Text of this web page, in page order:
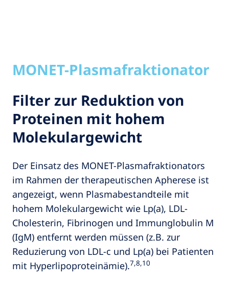
MONET-Plasmafraktionator
Filter zur Reduktion von
Proteinen mit hohem
Molekulargewicht
Der Einsatz des MONET-Plasmafraktionators
im Rahmen der therapeutischen Apherese ist
angezeigt, wenn Plasmabestandteile mit
hohem Molekulargewicht wie Lp(a), LDL-
Cholesterin, Fibrinogen und Immunglobulin M
(IgM) entfernt werden müssen (z.B. zur
Reduzierung von LDL-c und Lp(a) bei Patienten
mit Hyperlipoproteinämie).7,8,10